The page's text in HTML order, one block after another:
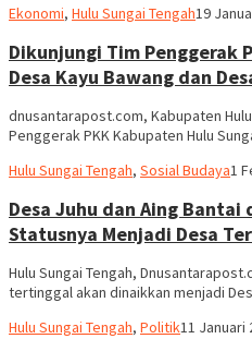
Ekonomi, Hulu Sungai TengahHariadi
19
Dikunjungi Tim Penggerak
Desa Kayu Bawang dan
dnusantarapost.com, Kabupaten Hulu
Penggerak PKK Kabupaten Hulu
Hulu Sungai Tengah, Sosial Budaya1
Desa Juhu dan Aing Bantai
Statusnya Menjadi Desa
Hulu Sungai Tengah,
tertinggal akan dinaikkan menjadi
Hulu Sungai Tengah, PolitikHariadi
11 Januari